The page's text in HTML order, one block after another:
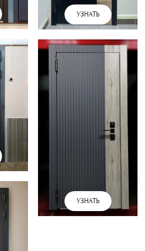
УЗНАТЬ
УЗНАТЬ